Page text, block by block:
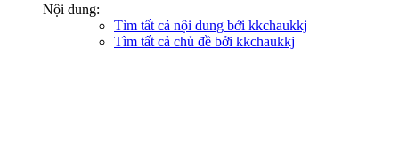
Nội dung:
Tìm tất cả nội dung bởi kkchaukkj
Tìm tất cả chủ đề bởi kkchaukkj